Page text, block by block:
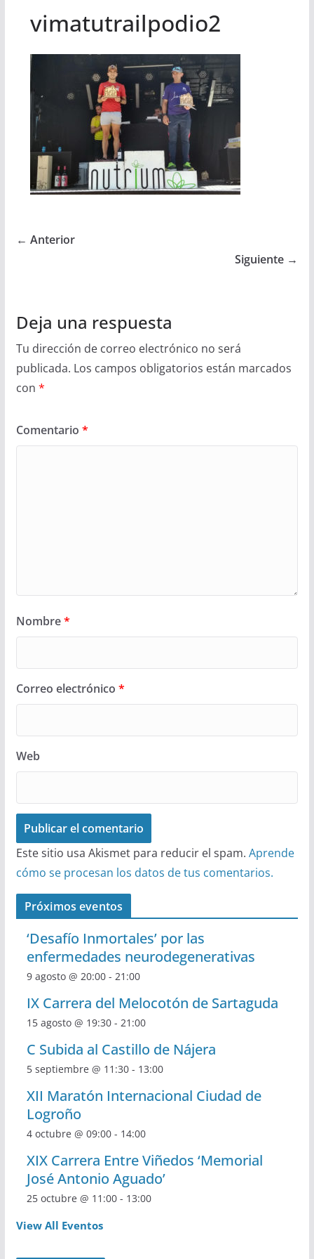
vimatutrailpodio2
← Anterior
Siguiente →
Deja una respuesta
Tu dirección de correo electrónico no será
publicada. Los campos obligatorios están marcados
con *
Comentario *
Nombre*
Correo electrónico *
Web
Este sitio usa Akismet para reducir el spam. Aprende
cómo se procesan los datos de tus comentarios.
Próximos eventos
‘Desafío Inmortales’ por las
enfermedades neurodegenerativas
9 agosto @ 20:00- 21:00
IX Carrera del Melocotón de Sartaguda
15 agosto @ 19:30- 21:00
C Subida al Castillo de Nájera
5 septiembre @ 11:30- 13:00
XII Maratón Internacional Ciudad de
Logroño
4 octubre @ 09:00- 14:00
XIX Carrera Entre Viñedos ‘Memorial
José Antonio Aguado’
25 octubre @ 11:00- 13:00
View All Eventos